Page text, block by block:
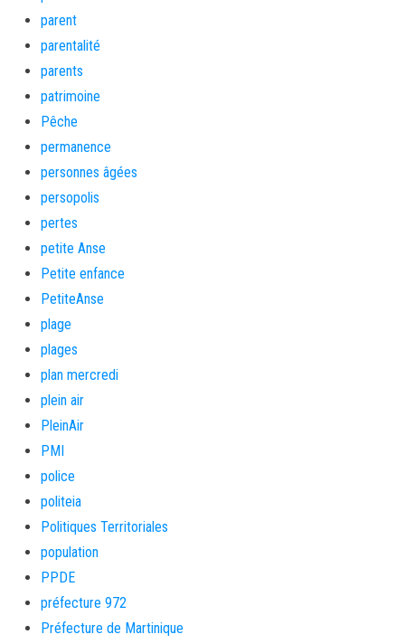
parent
parentalité
parents
patrimoine
Pêche
permanence
personnes âgées
persopolis
pertes
petite Anse
Petite enfance
PetiteAnse
plage
plages
plan mercredi
plein air
PleinAir
PMI
police
politeia
Politiques Territoriales
population
PPDE
préfecture 972
Préfecture de Martinique